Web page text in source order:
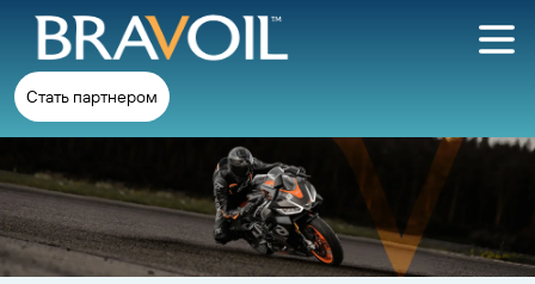
Стать партнером